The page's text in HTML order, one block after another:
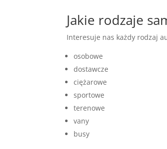
Jakie rodzaje
Interesuje nas każdy rodzaj
osobowe
dostawcze
ciężarowe
sportowe
terenowe
vany
busy